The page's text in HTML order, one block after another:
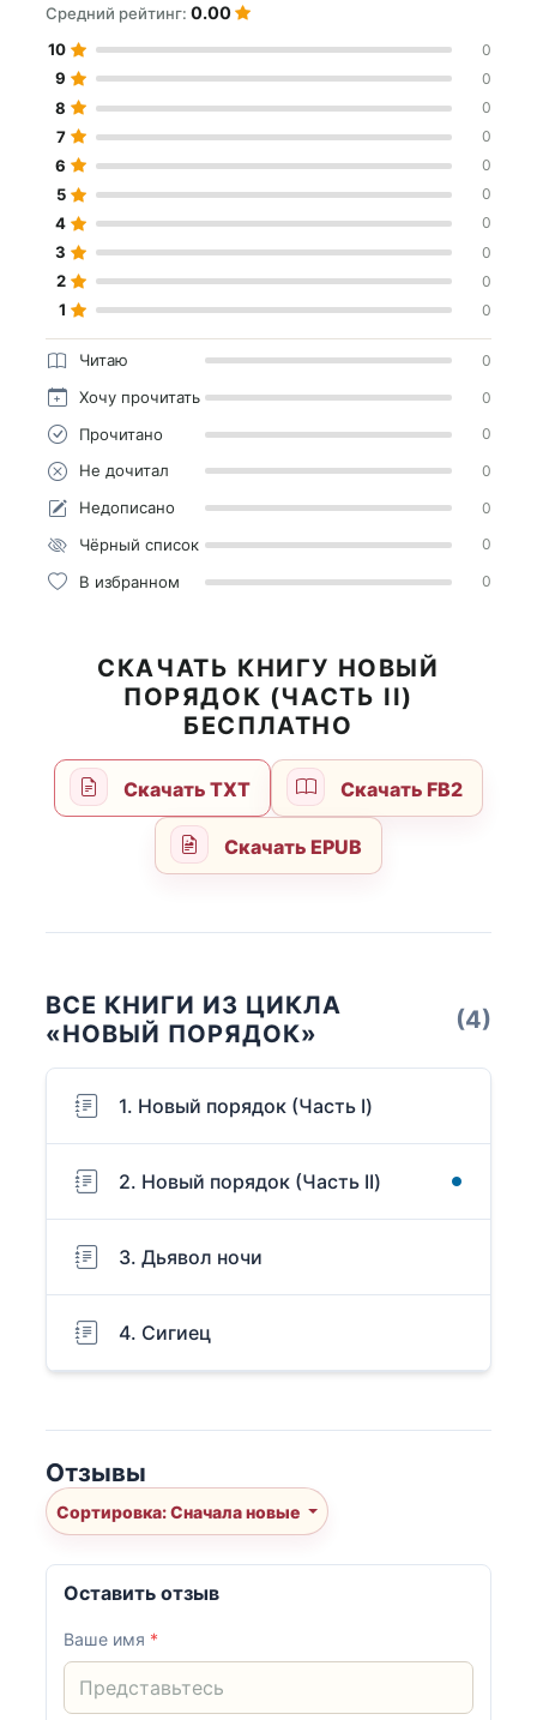
Средний рейтинг: 0.00
10 0
9 0
8 0
7 0
6 0
5 0
4 0
3 0
2 0
1 0
Читаю 0
Хочу прочитать 0
Прочитано 0
Не дочитал 0
Недописано 0
Чёрный список 0
В избранном 0
СКАЧАТЬ КНИГУ НОВЫЙ
ПОРЯДОК (ЧАСТЬ II)
БЕСПЛАТНО
Скачать TXT Скачать FB2
Скачать EPUB
ВСЕ КНИГИ ИЗ ЦИКЛА
«НОВЫЙ ПОРЯДОК»
(4)
1. Новый порядок (Часть I)
2. Новый порядок (Часть II)
3. Дьявол ночи
4. Сигиец
Отзывы
Сортировка: Сначала новые
Оставить отзыв
Ваше имя *